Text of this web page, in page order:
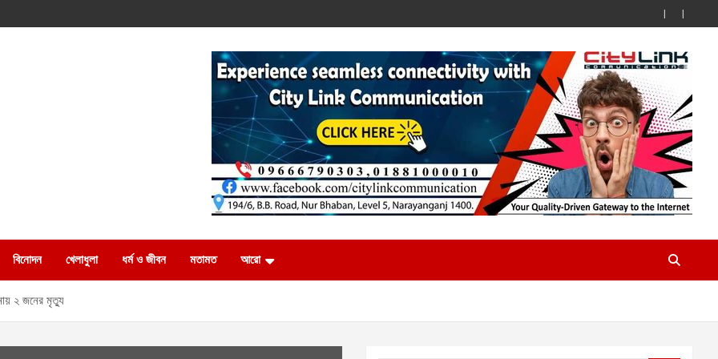
বিনোদন খেলাধুলা ধর্ম ও জীবন মতামত আরো
২ জনের মৃত্যু